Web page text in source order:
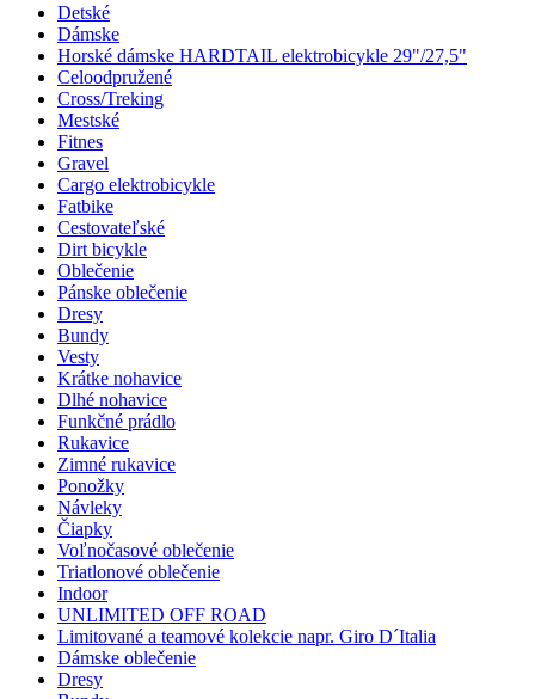
Detské
Dámske
Horské dámske HARDTAIL elektrobicykle 29"/27,5"
Celoodpružené
Cross/Treking
Mestské
Fitnes
Gravel
Cargo elektrobicykle
Fatbike
Cestovateľské
Dirt bicykle
Oblečenie
Pánske oblečenie
Dresy
Bundy
Vesty
Krátke nohavice
Dlhé nohavice
Funkčné prádlo
Rukavice
Zimné rukavice
Ponožky
Návleky
Čiapky
Voľnočasové oblečenie
Triatlonové oblečenie
Indoor
UNLIMITED OFF ROAD
Limitované a teamové kolekcie napr. Giro D´Italia
Dámske oblečenie
Dresy